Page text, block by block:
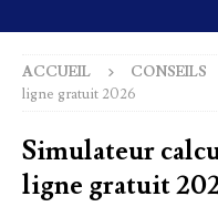
ACCUEIL CONSEILS
ligne gratuit 2026
Simulateur
ligne gratuit